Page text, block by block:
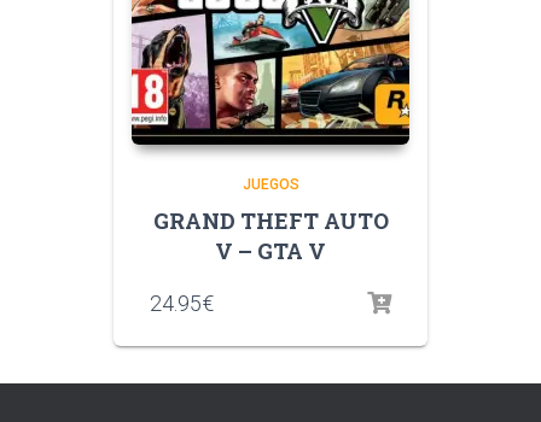
JUEGOS
GRAND THEFT AUTO
V – GTA V
24.95€